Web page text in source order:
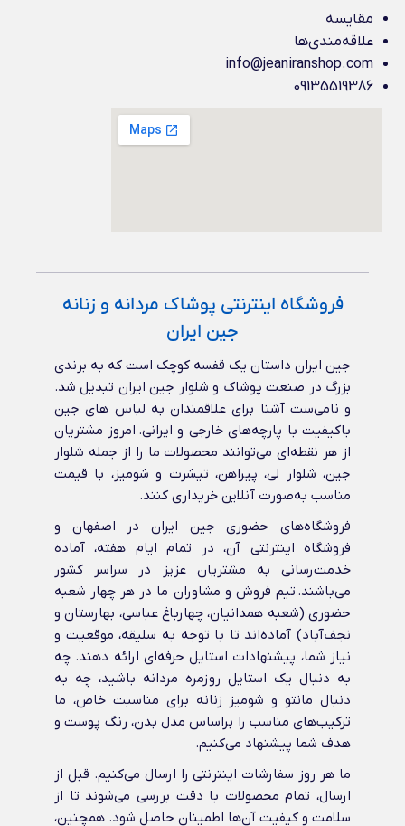
مقایسه
علاقه‌مندی‌ها
info@jeaniranshop.com
09135519386
فروشگاه اینترنتی پوشاک مردانه و زنانه
جین ایران
جین ایران داستان یک قفسه کوچک است که به برندی
بزرگ در صنعت پوشاک و شلوار جین ایران تبدیل شد.
و نامی‌ست آشنا برای علاقمندان به لباس های جین
باکیفیت با پارچه‌های خارجی و ایرانی‌. امروز مشتریان
از هر نقطه‌ای می‌توانند محصولات ما را از جمله شلوار
جین، شلوار لی، پیراهن، تیشرت و شومیز، با قیمت
مناسب به‌صورت آنلاین خریداری کنند.
فروشگاه‌های حضوری جین ایران در اصفهان و
فروشگاه اینترنتی آن، در تمام ایام هفته، آماده
خدمت‌رسانی به مشتریان عزیز در سراسر کشور
می‌باشند. تیم فروش و مشاوران ما در هر چهار شعبه
حضوری (شعبه همدانیان، چهارباغ عباسی، بهارستان و
نجف‌آباد) آماده‌اند تا با توجه به سلیقه، موقعیت و
نیاز شما، پیشنهادات استایل حرفه‌ای ارائه دهند. چه
به دنبال یک استایل روزمره مردانه باشید، چه به
دنبال مانتو و شومیز زنانه برای مناسبت خاص، ما
ترکیب‌های مناسب را براساس مدل بدن، رنگ پوست و
هدف شما پیشنهاد می‌کنیم.
ما هر روز سفارشات اینترنتی را ارسال می‌کنیم. قبل از
ارسال، تمام محصولات با دقت بررسی می‌شوند تا از
سلامت و کیفیت آن‌ها اطمینان حاصل شود. همچنین،